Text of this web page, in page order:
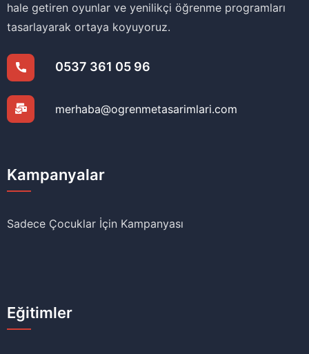
hale getiren oyunlar ve yenilikçi öğrenme programları
tasarlayarak ortaya koyuyoruz.
0537 361 05 96
merhaba@ogrenmetasarimlari.com
Kampanyalar
Sadece Çocuklar İçin Kampanyası
Eğitimler